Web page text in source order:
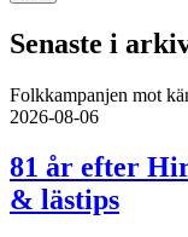
Senaste i
Folkkampanjen mot
2026-08-06
81 år efter
& lästips